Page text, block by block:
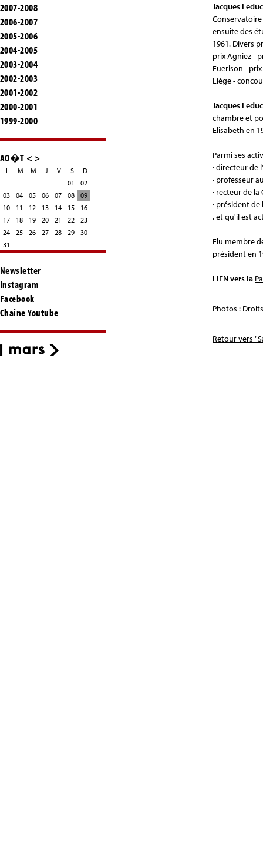
2007-2008
2006-2007
2005-2006
2004-2005
2003-2004
2002-2003
2001-2002
2000-2001
1999-2000
AO�T <>
L M M J V S
D
01
02
03
04 05 06 07 08
09
10
11 12 13 14 15
16
17
18 19 20 21 22
23
24
25 26 27 28 29
30
31
Newsletter
Instagram
Facebook
Chaîne Youtube
Jacques Leduc
ensuite des
1961. Divers
prix Agniez -
Fuerison -
Liège -
Jacques
chambre et
Elisabeth en
Parmi ses
· directeur de
· professeur
· recteur de la
· président
. et qu'il est
Elu membre
président en
LIEN vers la
Photos :
Retour vers